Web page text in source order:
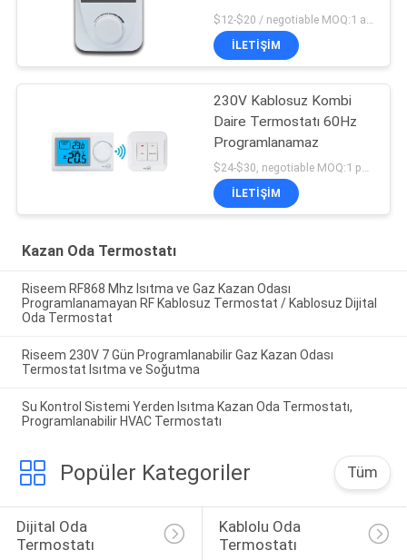
İLETIŞIM
230V Kablosuz Kombi
Daire Termostatı 60Hz
Programlanamaz
İLETIŞIM
Kazan Oda Termostatı
Riseem RF868 Mhz Isıtma ve Gaz Kazan Odası
Programlanamayan RF Kablosuz Termostat / Kablosuz Dijital
Oda Termostat
Riseem 230V 7 Gün Programlanabilir Gaz Kazan Odası
Termostat Isıtma ve Soğutma
Su Kontrol Sistemi Yerden Isıtma Kazan Oda Termostatı,
Programlanabilir HVAC Termostatı
Popüler Kategoriler Tüm
Dijital Oda
Termostatı
Kablolu Oda
Termostatı